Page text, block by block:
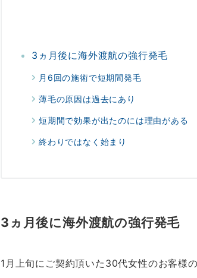
3ヵ月後に海外渡航の強行発毛
月6回の施術で短期間発毛
薄毛の原因は過去にあり
短期間で効果が出たのには理由がある
終わりではなく始まり
3ヵ月後に海外渡航の強行発毛
1月上旬にご契約頂いた30代女性のお客様の